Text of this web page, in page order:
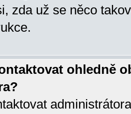
zda už se něco
ohledně